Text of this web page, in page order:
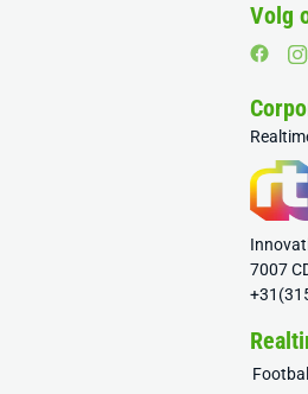
Volg
7007